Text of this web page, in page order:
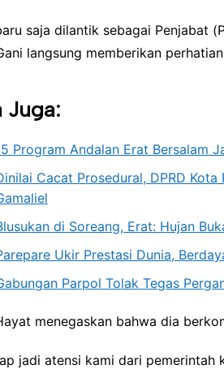
saja dilantik sebagai Penjabat
langsung memberikan
Juga:
Program Andalan Erat Bersalam
Cacat Prosedural, DPRD
di Soreang, Erat: Hujan
Ukir Prestasi Dunia,
Parpol Tolak Tegas
menegaskan bahwa dia
jadi atensi kami dari